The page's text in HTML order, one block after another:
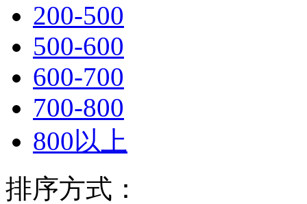
200-500
500-600
600-700
700-800
800以上
排序方式：